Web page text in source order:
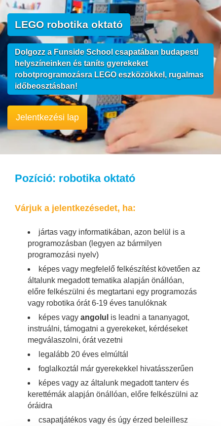
LEGO robotika oktató
Dolgozz a Funside School csapatában budapesti
helyszíneinken és taníts gyerekeket
robotprogramozásra LEGO eszközökkel, rugalmas
időbeosztásban!
Jelentkezési lap
Pozíció: robotika oktató
Várjuk a jelentkezésedet, ha:
jártas vagy informatikában, azon belül is a
programozásban (legyen az bármilyen
programozási nyelv)
képes vagy megfelelő felkészítést követően az
általunk megadott tematika alapján önállóan,
előre felkészülni és megtartani egy programozás
vagy robotika órát 6-19 éves tanulóknak
képes vagy angolul is leadni a tananyagot,
instruálni, támogatni a gyerekeket, kérdéseket
megválaszolni, órát vezetni
legalább 20 éves elmúltál
foglalkoztál már gyerekekkel hivatásszerűen
képes vagy az általunk megadott tanterv és
kerettémák alapján önállóan, előre felkészülni az
óráidra
csapatjátékos vagy és úgy érzed beleillesz